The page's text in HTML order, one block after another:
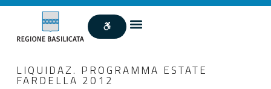
LIQUIDAZ. PROGRAMMA ESTATE
FARDELLA 2012